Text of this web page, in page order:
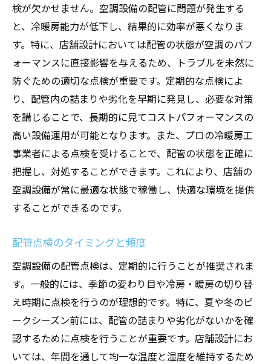
検が欠かせません。空調設備の配管に問題が発生する
と、冷暖房能力が低下し、結果的に効率が悪くなりま
す。特に、店舗設計においては配管の状態が空調のパフ
ォーマンスに直接影響を与えるため、トラブルを未然に
防ぐための適切な点検が重要です。定期的な点検によ
り、配管内の詰まりや劣化を早期に発見し、必要な対策
を講じることで、長期的に見てコストパフォーマンスの
高い設備運用が可能となります。また、プロの冷暖房工
事業者による点検を受けることで、配管の状態を正確に
把握し、対処することができます。これにより、店舗の
空調設備が常に最適な状態で稼働し、快適な環境を提供
することができるのです。
配管点検のタイミングと頻度
空調設備の配管点検は、定期的に行うことが推奨されま
す。一般的には、季節の変わり目や冷房・暖房の切り替
え時期に点検を行うのが理想的です。特に、夏や冬のピ
ークシーズン前には、配管の詰まりや劣化がないかを確
認するために点検を行うことが重要です。店舗設計にお
いては、年間を通して均一な温度と湿度を維持するため